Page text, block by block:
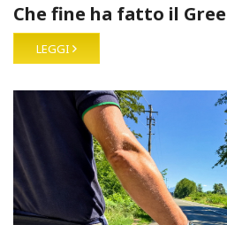
Che fine ha fatto il
LEGGI